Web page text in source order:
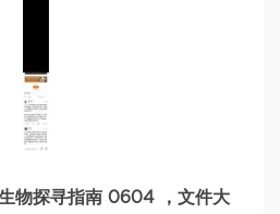
物探寻指南 0604 ，文件大